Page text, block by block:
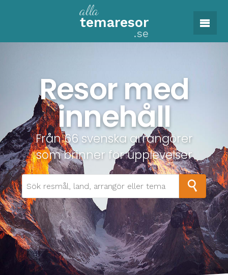
alla
temaresor
.se
Resor med
innehåll
Från 66 svenska arrangörer
som brinner för upplevelser